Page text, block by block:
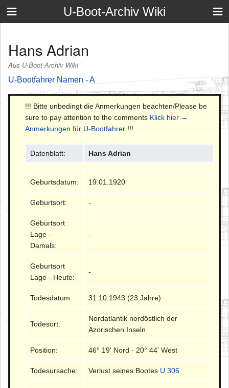
U-Boot-Archiv Wiki
Hans Adrian
Aus U-Boot-Archiv Wiki
U-Bootfahrer Namen - A
!!! Bitte unbedingt die Anmerkungen beachten/Please be
sure to pay attention to the comments Klick hier →
Anmerkungen für U-Bootfahrer !!!
Datenblatt: Hans Adrian
Geburtsdatum: 19.01.1920
Geburtsort: -
Geburtsort
Lage -
Damals:
-
Geburtsort
Lage - Heute:
-
Todesdatum: 31.10.1943 (23 Jahre)
Todesort:
Nordatlantik nordöstlich der
Azorischen Inseln
Position: 46° 19' Nord - 20° 44' West
Todesursache: Verlust seines Bootes U 306